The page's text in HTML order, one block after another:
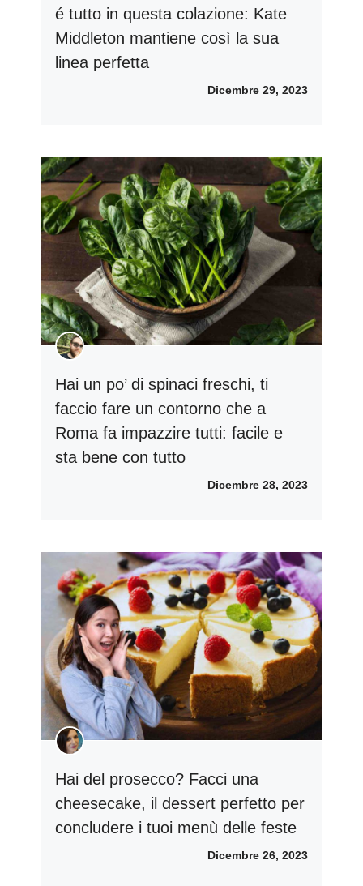
é tutto in questa colazione: Kate
Middleton mantiene così la sua
linea perfetta
Dicembre 29, 2023
Hai un po’ di spinaci freschi, ti
faccio fare un contorno che a
Roma fa impazzire tutti: facile e
sta bene con tutto
Dicembre 28, 2023
Hai del prosecco? Facci una
cheesecake, il dessert perfetto per
concludere i tuoi menù delle feste
Dicembre 26, 2023